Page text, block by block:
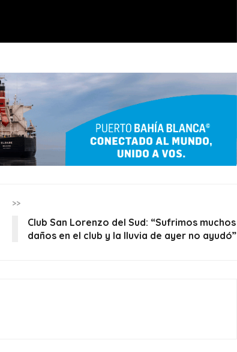
>>
Club San Lorenzo del Sud: “Sufrimos muchos
daños en el club y la lluvia de ayer no ayudó”